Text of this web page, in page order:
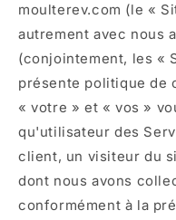
moulterev.com (le «
autrement avec nous
(conjointement, les «
présente politique de
« votre » et « vos »
qu'utilisateur des
client, un visiteur du
dont nous avons
conformément à la